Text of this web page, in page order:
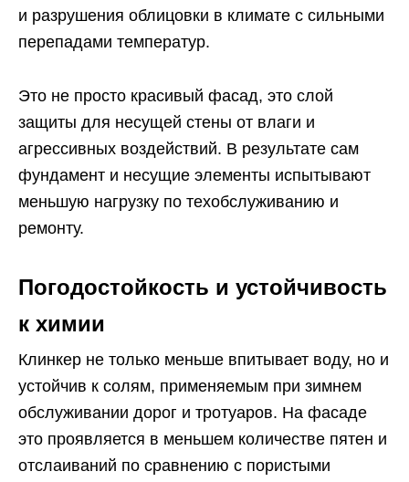
и разрушения облицовки в климате с сильными
перепадами температур.
Это не просто красивый фасад, это слой
защиты для несущей стены от влаги и
агрессивных воздействий. В результате сам
фундамент и несущие элементы испытывают
меньшую нагрузку по техобслуживанию и
ремонту.
Погодостойкость и устойчивость
к химии
Клинкер не только меньше впитывает воду, но и
устойчив к солям, применяемым при зимнем
обслуживании дорог и тротуаров. На фасаде
это проявляется в меньшем количестве пятен и
отслаиваний по сравнению с пористыми